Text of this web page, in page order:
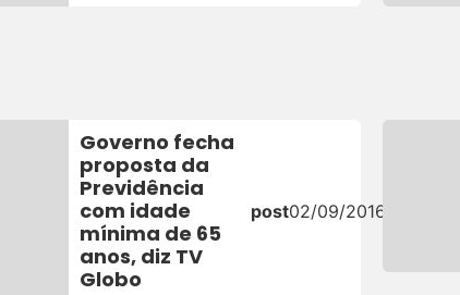
Governo fecha
proposta da
Previdência
com idade
mínima de 65
anos, diz TV
Globo
post02/09/2016